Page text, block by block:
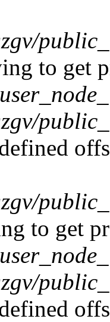
to get
to get